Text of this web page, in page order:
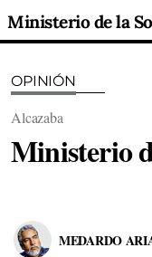
Ministerio de la
OPINIÓN
Alcazaba
Ministerio
MEDARDO